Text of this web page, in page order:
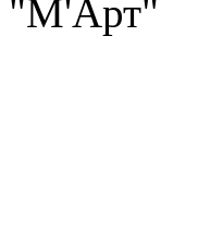
"М'Арт"